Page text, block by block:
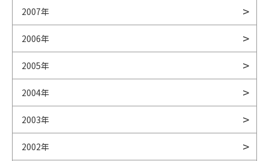
2007年
2006年
2005年
2004年
2003年
2002年